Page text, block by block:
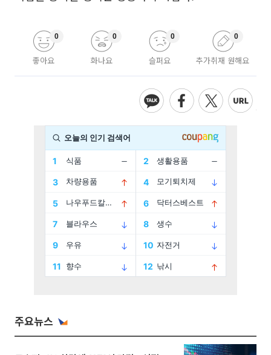
좋아요
0
화나요
0
슬퍼요
0
추가취재 원해요
0
주요뉴스